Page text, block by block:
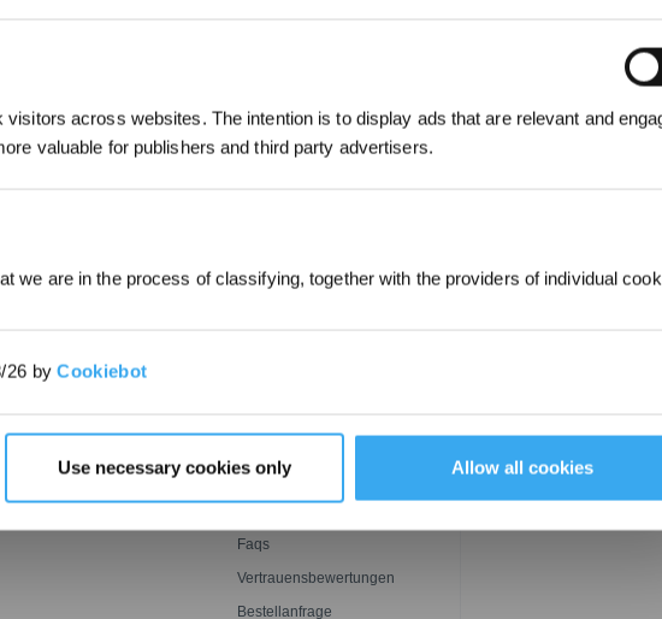
across websites. The intention is to display ads that are relevant and
valuable for publishers and third party advertisers.
we are in the process of classifying, together with the providers of individual
26 byCookiebot
Use necessary cookies only Allow all cookies
EINREICHEN
INNOVATIONEN
Wischwalze
BLAST: Saugtechnologie
genaues Mähen mit Tempo
optimale Reichweite
SUPPORT
MITGLIEDSCHAFTSBEDINGUNGEN
Preisgarantie
Faqs
Vertrauensbewertungen
Bestellanfrage
*Neu registrierte Benutzer können 3000 Punkte
verwenden, um einen Rabatt von 30 € auf ihre erste